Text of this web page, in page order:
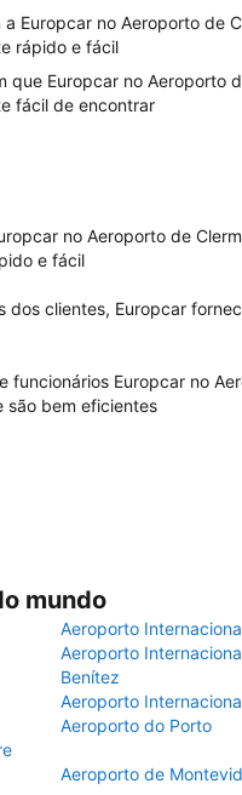
Europcar no Aeroporto de
rápido e fácil
que Europcar no Aeroporto
fácil de encontrar
no Aeroporto de
e fácil
dos clientes, Europcar
funcionários Europcar no
são bem eficientes
mundo
Aeroporto
Aeroporto
Benítez
Aeroporto
Aeroporto do Porto
Aeroporto de